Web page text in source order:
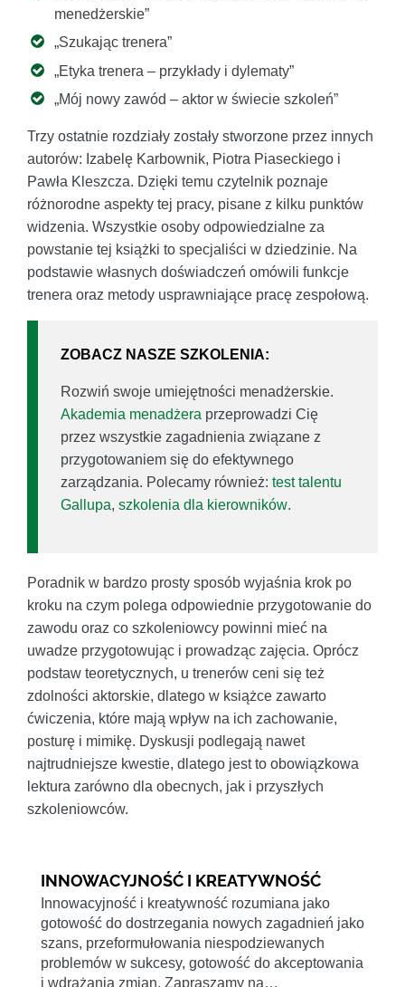
menedżerskie”
„Szukając trenera”
„Etyka trenera – przykłady i dylematy”
„Mój nowy zawód – aktor w świecie szkoleń”
Trzy ostatnie rozdziały zostały stworzone przez innych
autorów: Izabelę Karbownik, Piotra Piaseckiego i
Pawła Kleszcza. Dzięki temu czytelnik poznaje
różnorodne aspekty tej pracy, pisane z kilku punktów
widzenia. Wszystkie osoby odpowiedzialne za
powstanie tej książki to specjaliści w dziedzinie. Na
podstawie własnych doświadczeń omówili funkcje
trenera oraz metody usprawniające pracę zespołową.
ZOBACZ NASZE SZKOLENIA:
Rozwiń swoje umiejętności menadżerskie.
Akademia menadżera przeprowadzi Cię
przez wszystkie zagadnienia związane z
przygotowaniem się do efektywnego
zarządzania. Polecamy również: test talentu
Gallupa, szkolenia dla kierowników.
Poradnik w bardzo prosty sposób wyjaśnia krok po
kroku na czym polega odpowiednie przygotowanie do
zawodu oraz co szkoleniowcy powinni mieć na
uwadze przygotowując i prowadząc zajęcia. Oprócz
podstaw teoretycznych, u trenerów ceni się też
zdolności aktorskie, dlatego w książce zawarto
ćwiczenia, które mają wpływ na ich zachowanie,
posturę i mimikę. Dyskusji podlegają nawet
najtrudniejsze kwestie, dlatego jest to obowiązkowa
lektura zarówno dla obecnych, jak i przyszłych
szkoleniowców.
INNOWACYJNOŚĆ I KREATYWNOŚĆ
Innowacyjność i kreatywność rozumiana jako
gotowość do dostrzegania nowych zagadnień jako
szans, przeformułowania niespodziewanych
problemów w sukcesy, gotowość do akceptowania
i wdrażania zmian. Zapraszamy na…